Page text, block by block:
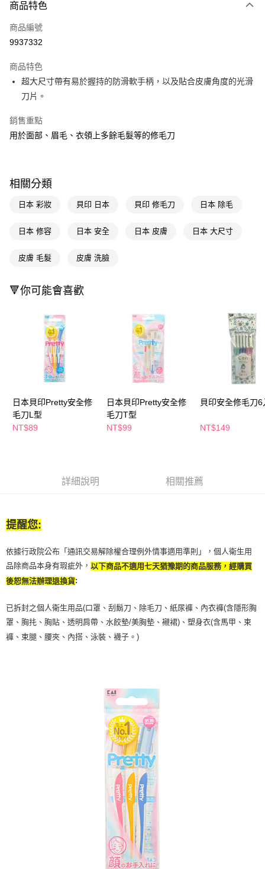
POYA支付
信用卡一次付款
LINE Pay
Apple Pay
街口支付
AFTEE先享後付
相關說明
AFTEE先享後付是「在收到商品之後才付款」的支付方式。 讓您購物簡單
便利好安心！
２．便利：只要手機號碼，簡訊認證，即可結帳。
【「AFTEE先享後付」結帳流程】
結帳頁面，進行簡訊認證並確認金額後，即可完成結帳。
２．訂單成立數日內，您將收到繳費通知簡訊。
３．收到繳費通知簡訊後14天內，點擊此簡訊中的連結，可透過四大超商／
ATM／網路銀行／等多元方式進行付款，方視為交易完成。
※ 請注意：結帳手續完成當下不需立刻繳費，但若您需要取消訂單，請聯絡
購買商品的店家。未經商家同意取消之訂單仍視為有效，需透過AFTEE先享
後付繳納相關費用。
※ 交易是否成功請以「AFTEE先享後付 」之結帳頁面顯示為準，若有關於
是否繳費成功／繳費後需取消欲退款等相關疑問，請聯繫「AFTEE先享後付
客戶支援中心」https://netprotections.freshdesk.com/support/home
【注意事項】
https://aftee.tw/terms/#terms3
４．使用「AFTEE先享後付」時，將依據個別帳號之用戶狀況，依本公司即
請求用戶進行身份認證。
５．嚴禁一人註冊多個帳號或使用他人資訊註冊。若發現惡意使用之情形，
恩沛科技股份有限公司將有權停止該用戶之使用額度並採取法律行動。
運送方式
每筆NT$65，滿NT$390(含以上)免運費
每筆NT$65，滿NT$390(含以上)免運費
萊爾富取貨付款
每筆NT$65，滿NT$490(含以上)免運費
每筆NT$65，滿NT$490(含以上)免運費
7-11取貨付款
每筆NT$65，滿NT$490(含以上)免運費
每筆NT$100，滿NT$790(含以上)免運費
每筆NT$80，滿NT$290(含以上)免運費
商品特色
商品編號
9937332
商品特色
超大尺寸帶有易於握持的防滑軟手柄，以及貼合皮膚角度的光滑
刀片。
銷售重點
用於面部、眉毛、衣領上多餘毛髮等的修毛刀
相關分類
日本 彩妝 貝印 日本 貝印 修毛刀 日本 除毛
日本 修容 日本 安全 日本 皮膚 日本 大尺寸
皮膚 毛髮 皮膚 洗臉
🔻你可能會喜歡
日本貝印Pretty安全修
毛刀L型
NT$89
日本貝印Pretty安全修
毛刀T型
NT$99
貝印安全修毛刀6
NT$149
詳細說明 相關推薦
提醒您:
依據行政院公布「通訊交易解除權合理例外情事適用準則」，個人衛生用
品除商品本身有瑕疵外， 以下商品不適用七天猶豫期的商品服務，經購買
後恕無法辦理退換貨:
已拆封之個人衛生用品(口罩、刮鬍刀、除毛刀、紙尿褲、內衣褲(含隱形胸
罩、胸扥、胸貼、透明肩帶、水餃墊/美胸墊、襯裙)、塑身衣(含馬甲、束
褲、束腿、腰夾、內搭、泳裝、襪子。)